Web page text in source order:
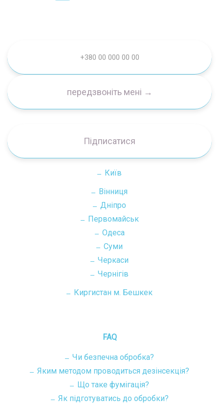
Підписатися
Київ
Вінниця
Дніпро
Первомайськ
Одеса
Суми
Черкаси
Чернігів
Киргистан м. Бешкек
FAQ
Чи безпечна обробка?
Яким методом проводиться дезінсекція?
Що таке фумігація?
Як підготуватись до обробки?